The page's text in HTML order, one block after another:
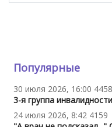
Популярные
30 июля 2026, 16:00
3-я группа
24 июля 2026, 8:42 4159